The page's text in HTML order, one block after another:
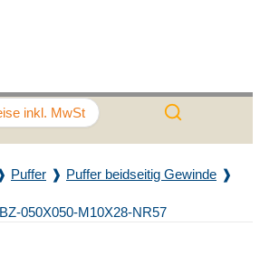
inkl. MwSt
Puffer
Puffer beidseitig Gewinde
050X050-M10X28-NR57